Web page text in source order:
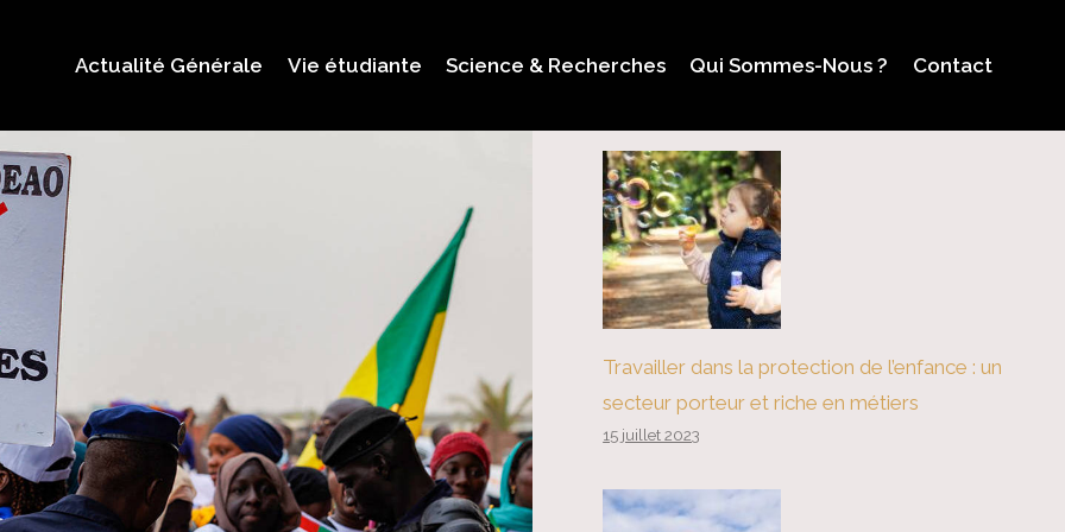
Actualité Générale Vie étudiante Science & Recherches Qui Sommes-Nous ? Contact
Travailler dans la protection de l’enfance : un
secteur porteur et riche en métiers
15 juillet 2023